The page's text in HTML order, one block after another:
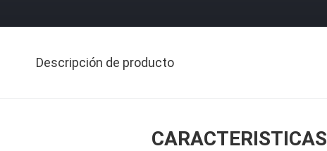
Descripción de producto
CARACTERISTICAS